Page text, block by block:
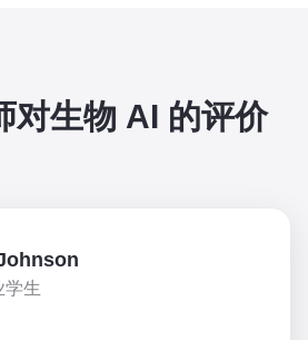
对生物 AI 的评价
学生